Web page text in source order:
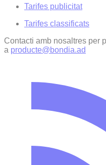
Tarifes publicitat
Tarifes classificats
Contacti amb nosaltres per
a producte@bondia.ad